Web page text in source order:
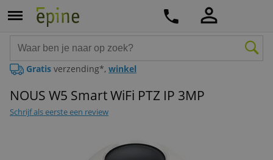
Gratis verzending*, winkel
NOUS W5 Smart WiFi PTZ IP 3MP
Schrijf als eerste een review